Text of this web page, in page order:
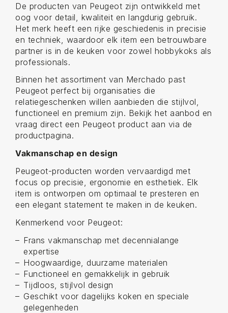
De producten van Peugeot zijn ontwikkeld met
oog voor detail, kwaliteit en langdurig gebruik.
Het merk heeft een rijke geschiedenis in precisie
en techniek, waardoor elk item een betrouwbare
partner is in de keuken voor zowel hobbykoks als
professionals.
Binnen het assortiment van Merchado past
Peugeot perfect bij organisaties die
relatiegeschenken willen aanbieden die stijlvol,
functioneel en premium zijn. Bekijk het aanbod en
vraag direct een Peugeot product aan via de
productpagina.
Vakmanschap en design
Peugeot-producten worden vervaardigd met
focus op precisie, ergonomie en esthetiek. Elk
item is ontworpen om optimaal te presteren en
een elegant statement te maken in de keuken.
Kenmerkend voor Peugeot:
Frans vakmanschap met decennialange
expertise
Hoogwaardige, duurzame materialen
Functioneel en gemakkelijk in gebruik
Tijdloos, stijlvol design
Geschikt voor dagelijks koken en speciale
gelegenheden